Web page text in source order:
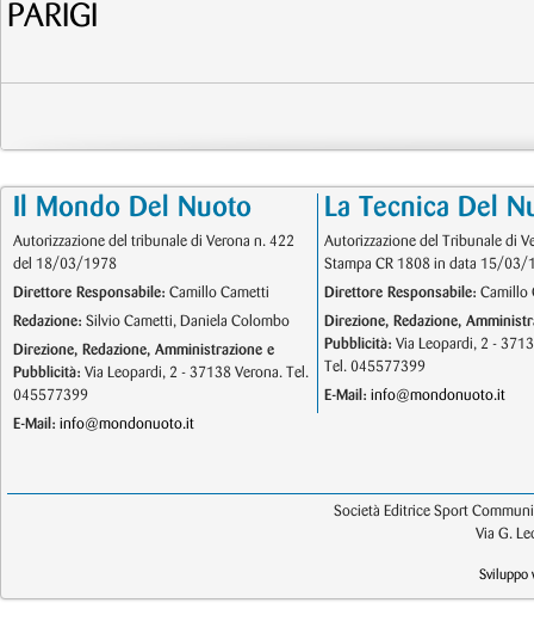
PARIGI
Il Mondo Del Nuoto
Autorizzazione del tribunale di Verona n. 422
del 18/03/1978
Direttore Responsabile: Camillo Cametti
Redazione: Silvio Cametti, Daniela Colombo
Direzione, Redazione, Amministrazione e
Pubblicità: Via Leopardi, 2 - 37138 Verona. Tel.
045577399
E-Mail: info@mondonuoto.it
La Tecnica Del
Autorizzazione del Tribunale di
Stampa CR 1808 in data 15/03/
Direttore Responsabile: Camillo
Direzione, Redazione,
Pubblicità: Via Leopardi, 2 -
Tel. 045577399
E-Mail: info@mondonuoto.it
Società Editrice Sport
Via G.
Sviluppo